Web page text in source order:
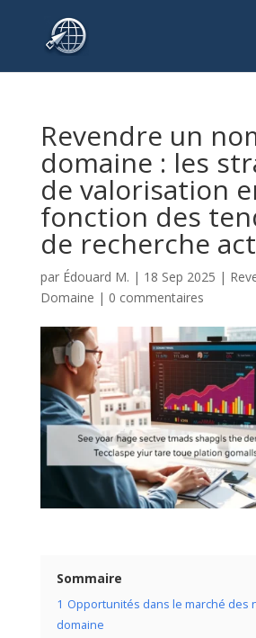
Revendre un
domaine : les
de valorisation
fonction des
de recherche
par Édouard M. | 18 Sep 2025 |
Domaine | 0 commentaires
Sommaire
1 Opportunités dans le marché des
domaine